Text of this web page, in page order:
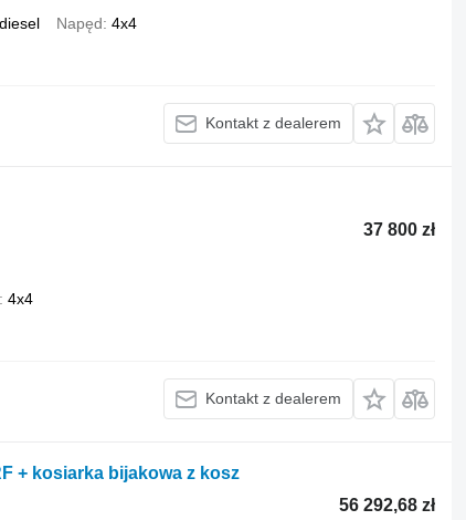
diesel Napęd 4x4
Kontakt z dealerem
37 800 zł
4x4
Kontakt z dealerem
+ kosiarka bijakowa z kosz
56 292,68 zł